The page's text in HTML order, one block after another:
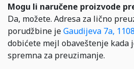
Mogu li naručene proizvode
Da, možete. Adresa za lično
porudžbine jeGaudijeva 7a,
dobićete mejl obaveštenje kada
spremna za preuzimanje.